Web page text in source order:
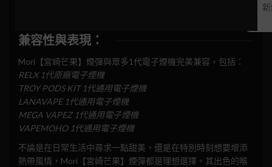
兼容性與表現：
Mori【宮崎芒果】煙彈與眾多1代電子煙機完美兼容，包括：
RELX 1代原廠電子煙機
TROY PODS KIT 1代通用電子煙機
LANAVAPE 1代通用電子煙機
MEGA VAPEZ 1代通用電子煙機
VAPEMOHO 1代通用電子煙機
不論是在日常生活中尋求一點甜美，還是在特別時刻想要增添
熱帶風情，Mori【宮崎芒果】煙彈都是理想選擇。其出色的喉